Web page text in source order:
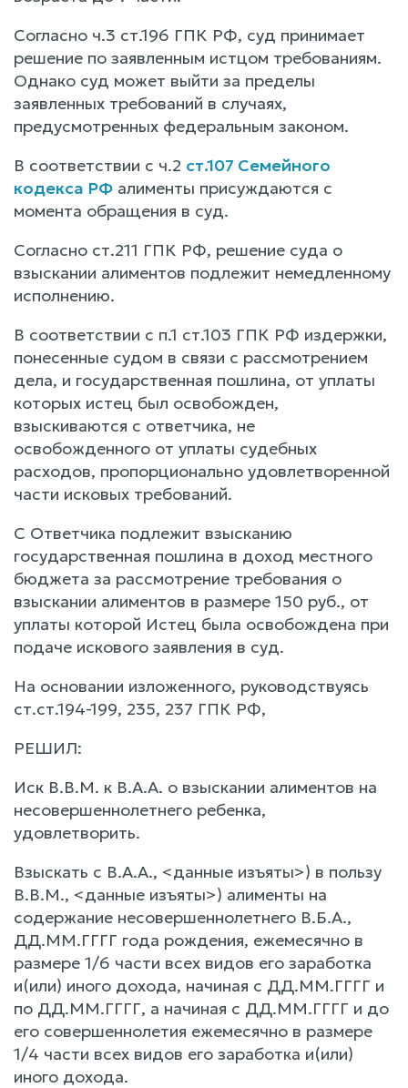
Согласно ч.3 ст.196 ГПК РФ, суд принимает
решение по заявленным истцом требованиям.
Однако суд может выйти за пределы
заявленных требований в случаях,
предусмотренных федеральным законом.
В соответствии с ч.2 ст.107 Семейного
кодекса РФ алименты присуждаются с
момента обращения в суд.
Согласно ст.211 ГПК РФ, решение суда о
взыскании алиментов подлежит немедленному
исполнению.
В соответствии с п.1 ст.103 ГПК РФ издержки,
понесенные судом в связи с рассмотрением
дела, и государственная пошлина, от уплаты
которых истец был освобожден,
взыскиваются с ответчика, не
освобожденного от уплаты судебных
расходов, пропорционально удовлетворенной
части исковых требований.
С Ответчика подлежит взысканию
государственная пошлина в доход местного
бюджета за рассмотрение требования о
взыскании алиментов в размере 150 руб., от
уплаты которой Истец была освобождена при
подаче искового заявления в суд.
На основании изложенного, руководствуясь
ст.ст.194-199, 235, 237 ГПК РФ,
РЕШИЛ:
Иск В.В.М. к В.А.А. о взыскании алиментов на
несовершеннолетнего ребенка,
удовлетворить.
Взыскать с В.А.А., <данные изъяты>) в пользу
В.В.М., <данные изъяты>) алименты на
содержание несовершеннолетнего В.Б.А.,
ДД.ММ.ГГГГ года рождения, ежемесячно в
размере 1/6 части всех видов его заработка
и(или) иного дохода, начиная с ДД.ММ.ГГГГ и
по ДД.ММ.ГГГГ, а начиная с ДД.ММ.ГГГГ и до
его совершеннолетия ежемесячно в размере
1/4 части всех видов его заработка и(или)
иного дохода.